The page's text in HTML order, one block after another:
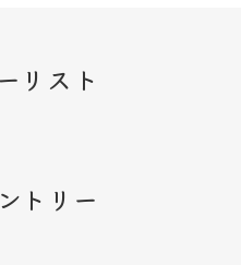
リスト
トリー